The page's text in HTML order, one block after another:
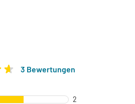
3 Bewertungen
2